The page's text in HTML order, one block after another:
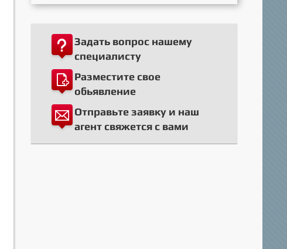
Задать вопрос нашему
специалисту
Разместите свое
обьявление
Отправьте заявку и наш
агент свяжется с вами